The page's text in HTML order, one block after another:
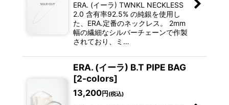
ERA. (イーラ) TWNKL NECKLESS
2.0 含有率92.5% の純銀を使用し
た、ERA.定番のネックレス。 2mm
幅の繊細なシルバーチェーンで作製
されており、ミ…
ERA. (イーラ) B.T PIPE BAG
[2-colors]
13,200円 (税込)